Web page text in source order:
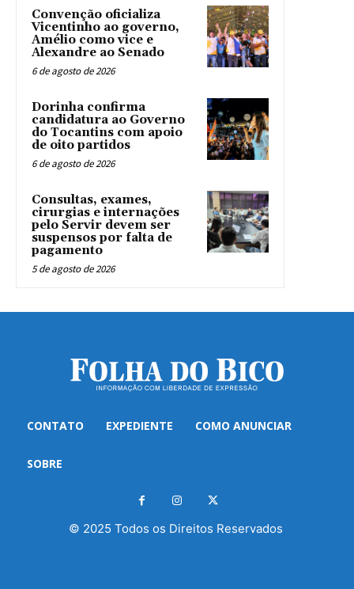
Convenção oficializa
Vicentinho ao governo,
Amélio como vice e
Alexandre ao Senado
6 de agosto de 2026
Dorinha confirma
candidatura ao Governo
do Tocantins com apoio
de oito partidos
6 de agosto de 2026
Consultas, exames,
cirurgias e internações
pelo Servir devem ser
suspensos por falta de
pagamento
5 de agosto de 2026
CONTATO EXPEDIENTE COMO ANUNCIAR
SOBRE
© 2025 Todos os Direitos Reservados